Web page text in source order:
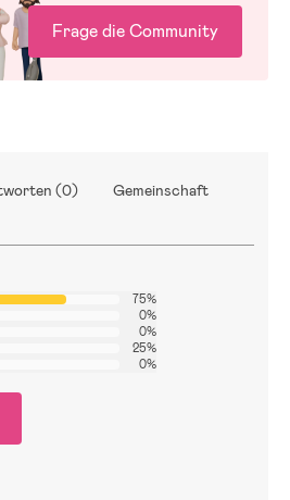
Frage die Community
(0) Gemeinschaft
75%
0%
0%
25%
0%